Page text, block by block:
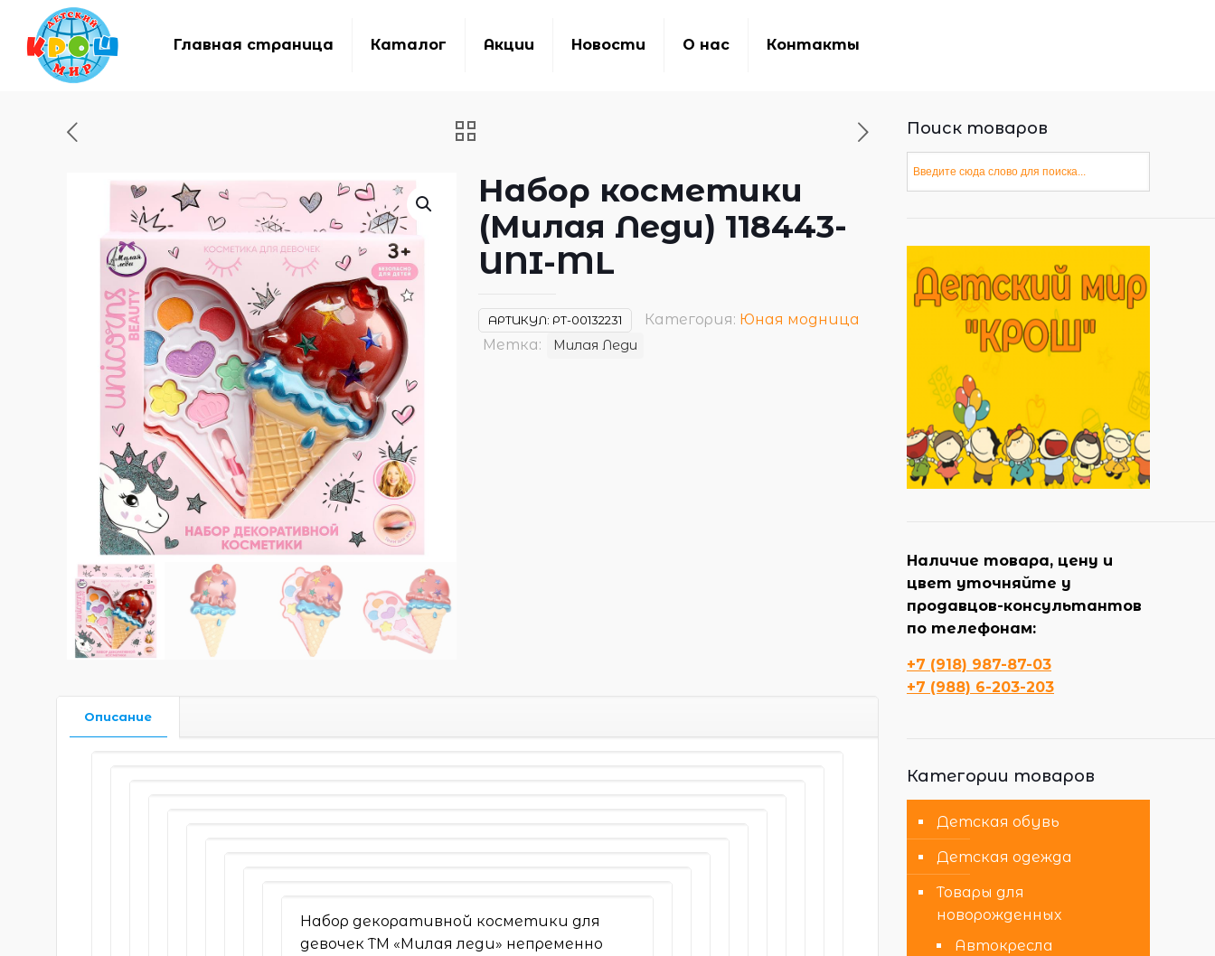
Главная страница Каталог Акции Новости О нас Контакты
Набор косметики
(Милая Леди) 118443-
UNI-ML
АРТИКУЛ: РТ-00132231 Категория: Юная модница
Метка:
Милая Леди
Описание
Набор декоративной косметики для
девочек ТМ «Милая леди» непременно
Поиск товаров
Наличие товара, цену и
цвет уточняйте у
продавцов-консультантов
по телефонам:
+7 (918) 987-87-03
+7 (988) 6-203-203
Категории товаров
Детская обувь
Детская одежда
Товары для
новорожденных
Автокресла